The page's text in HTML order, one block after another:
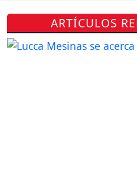
ARTÍCULOS